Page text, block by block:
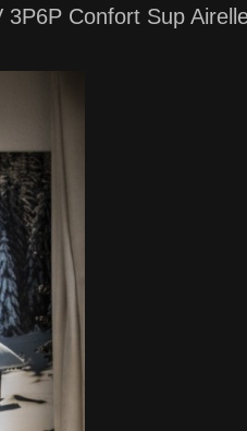
Confort Sup